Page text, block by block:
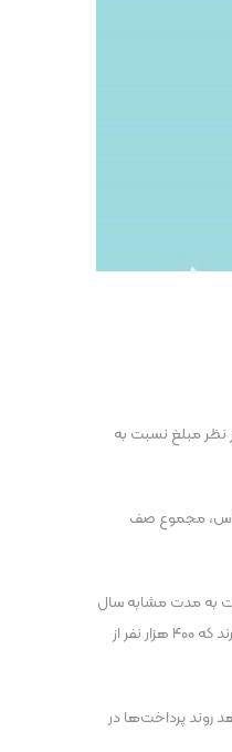
سهمیه کل سال است. رقم پرداختی از نظر مبلغ نسبت به
فهرست ذخیره ثبت شده‌اند. بر این اساس، مجموع صف
ریال پرداخت شده که معادل ۹۴ درصد سهمیه تعیین‌شده است. میزان پرداختی در این بخش نیز از نظر مبلغ ۲ درصد نسبت به مدت مشابه سال
قبل رشد داشته است. البته سال گذشته در همین مقطع ۸ همت آزادسازی سپرده قانونی بانک‌ها در این سرفصل انجام شده بود. در حال حاضر ۵۲۶ هزار نفر در صف دریافت تسهیلات فرزندآوری قرار دارند که ۴۰۰ هزار نفر از
۲۴۷.۵ همت رسیده است؛ آماری که نشان می‌دهد روند پرداخت‌ها در